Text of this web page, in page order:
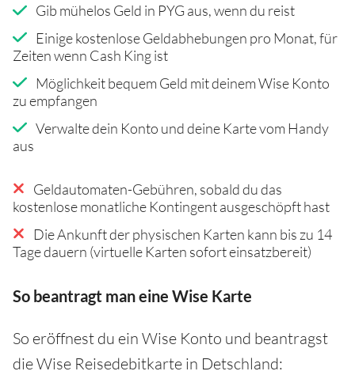
Gib mühelos Geld in PYG aus, wenn du reist
Einige kostenlose Geldabhebungen pro Monat, für
Zeiten wenn Cash King ist
Möglichkeit bequem Geld mit deinem Wise Konto
zu empfangen
Verwalte dein Konto und deine Karte vom Handy
aus
Geldautomaten-Gebühren, sobald du das
kostenlose monatliche Kontingent ausgeschöpft hast
Die Ankunft der physischen Karten kann bis zu 14
Tage dauern (virtuelle Karten sofort einsatzbereit)
So beantragt man eine Wise Karte
So eröffnest du ein Wise Konto und beantragst
die Wise Reisedebitkarte in Detschland: